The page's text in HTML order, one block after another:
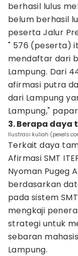
berhasil lulus
belum berhasil
peserta Jalur
" 576 (peserta)
mendaftar dari
Lampung. Dari
afirmasi putra
dari Lampung
Lampung,"
3. Berapa daya
Ilustrasi kuliah
Terkait daya
Afirmasi SMT
Nyoman Pugeg
berdasarkan
pada sistem
mengkaji
strategi untuk
sebaran
Lampung.